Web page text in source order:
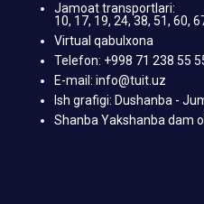
Jamoat transportlari:
10, 17, 19, 24, 38, 51, 60,
Virtual qabulxona
Telefon: +998 71 238 55
E-mail: info@tuit.uz
Ish grafigi: Dushanba -
Shanba Yakshanba dam